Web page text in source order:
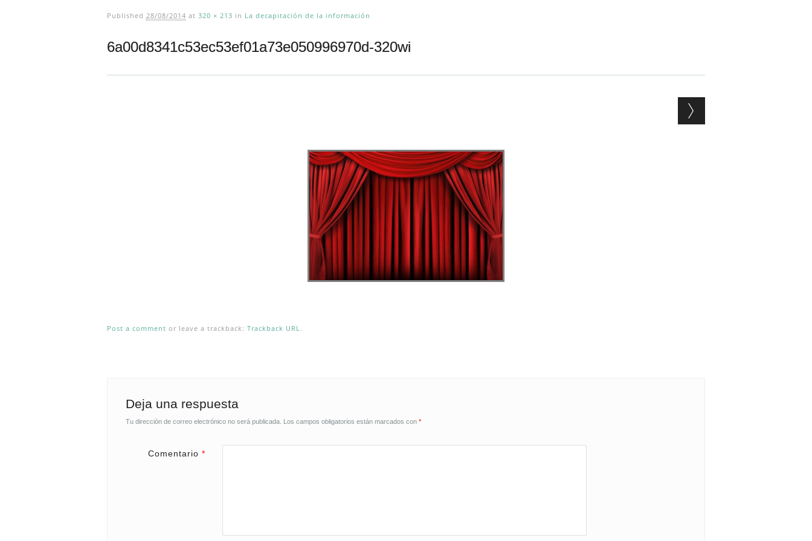
Published 28/08/2014 at 320 × 213 in La decapitación de la información
6a00d8341c53ec53ef01a73e050996970d-320wi
Post a comment or leave a trackback: Trackback URL .
Deja una respuesta
Tu dirección de correo electrónico no será publicada. Los campos obligatorios están marcados con *
Comentario *